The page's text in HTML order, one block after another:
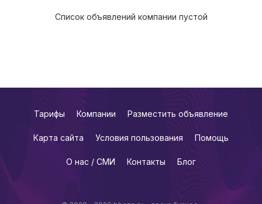
Список объявлений компании пустой
Тарифы Компании Разместить объявление
Карта сайта Условия пользования Помощь
О нас / СМИ Контакты Блог